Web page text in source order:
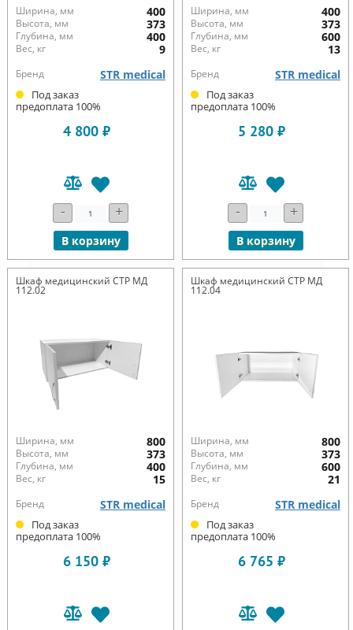
Ширина, мм 400
Высота, мм 373
Глубина, мм 400
Вес, кг 9
Бренд STR medical
Под заказ
предоплата 100%
4 800 ₽
- +
В корзину
Ширина, мм 400
Высота, мм 373
Глубина, мм 600
Вес, кг 13
Бренд STR medical
Под заказ
предоплата 100%
5 280 ₽
- +
В корзину
Шкаф медицинский СТР МД
112.02
Ширина, мм 800
Высота, мм 373
Глубина, мм 400
Вес, кг 15
Бренд STR medical
Под заказ
предоплата 100%
6 150 ₽
Шкаф медицинский СТР МД
112.04
Ширина, мм 800
Высота, мм 373
Глубина, мм 600
Вес, кг 21
Бренд STR medical
Под заказ
предоплата 100%
6 765 ₽